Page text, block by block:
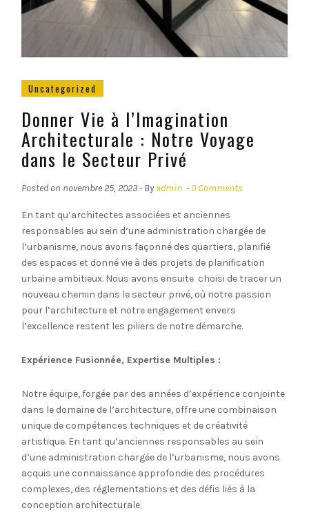
Uncategorized
Donner Vie à l’Imagination
Architecturale : Notre Voyage
dans le Secteur Privé
Posted on novembre 25, 2023 - Byadmin -0 Comments
En tant qu’architectes associées et anciennes
responsables au sein d’une administration chargée de
l’urbanisme, nous avons façonné des quartiers, planifié
des espaces et donné vie à des projets de planification
urbaine ambitieux. Nous avons ensuite choisi de tracer un
nouveau chemin dans le secteur privé, où notre passion
pour l’architecture et notre engagement envers
l’excellence restent les piliers de notre démarche.
Expérience Fusionnée, Expertise Multiples :
Notre équipe, forgée par des années d’expérience conjointe
dans le domaine de l’architecture, offre une combinaison
unique de compétences techniques et de créativité
artistique. En tant qu’anciennes responsables au sein
d’une administration chargée de l’urbanisme, nous avons
acquis une connaissance approfondie des procédures
complexes, des réglementations et des défis liés à la
conception architecturale.